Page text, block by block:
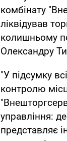
комбінату
ліквідував
колишньому
Олександру
"У підсумку
контролю
управління:
представляє